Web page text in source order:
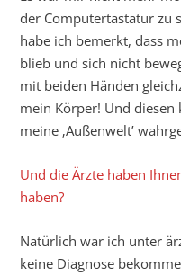
der Computertastatur zu
habe ich bemerkt, dass
blieb und sich nicht
mit beiden Händen
mein Körper! Und
meine ‚Außenwelt’
Und die Ärzte haben
haben?
Natürlich war ich unter
keine Diagnose